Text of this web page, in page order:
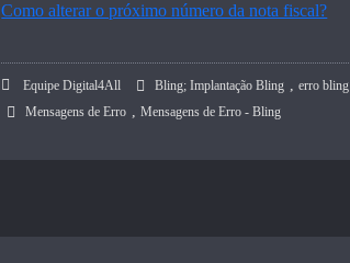
Como alterar o próximo número da nota fiscal?
Equipe Digital4All Bling; Implantação Bling ,erro bling
Mensagens de Erro ,Mensagens de Erro - Bling